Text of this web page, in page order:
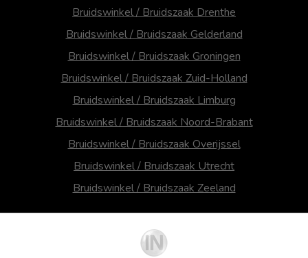
Bruidswinkel / Bruidszaak Drenthe
Bruidswinkel / Bruidszaak Gelderland
Bruidswinkel / Bruidszaak Groningen
Bruidswinkel / Bruidszaak Zuid-Holland
Bruidswinkel / Bruidszaak Limburg
Bruidswinkel / Bruidszaak Noord-Brabant
Bruidswinkel / Bruidszaak Overijssel
Bruidswinkel / Bruidszaak Utrecht
Bruidswinkel / Bruidszaak Zeeland